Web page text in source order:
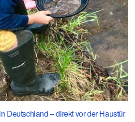
Deutschland – direkt vor der Haustür